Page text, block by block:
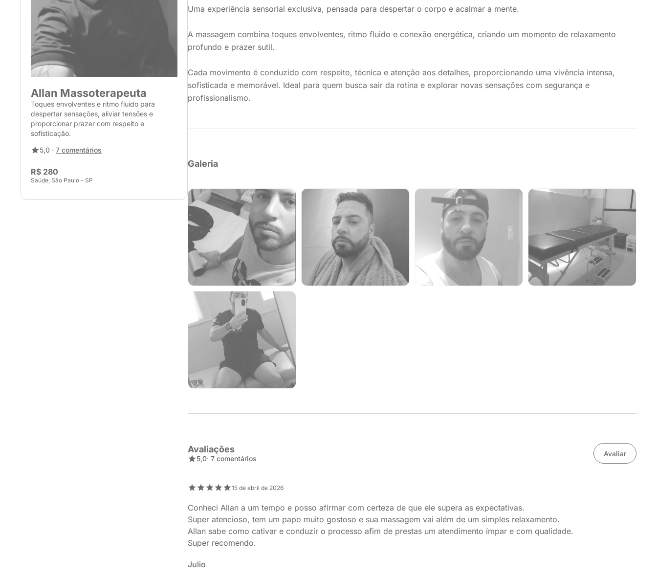
Allan Massoterapeuta
Toques envolventes e ritmo fluido para
despertar sensações, aliviar tensões e
proporcionar prazer com respeito e
sofisticação.
5,0 · 7 comentários
R$ 280
Saúde, São Paulo - SP
Uma experiência sensorial exclusiva, pensada para despertar o corpo e acalmar a mente.
A massagem combina toques envolventes, ritmo fluido e conexão energética, criando um momento de relaxamento
profundo e prazer sutil.
Cada movimento é conduzido com respeito, técnica e atenção aos detalhes, proporcionando uma vivência intensa,
sofisticada e memorável. Ideal para quem busca sair da rotina e explorar novas sensações com segurança e
profissionalismo.
Galeria
Avaliações
5,0· 7 comentários
Avaliar
15 de abril de 2026
Conheci Allan a um tempo e posso afirmar com certeza de que ele supera as expectativas.
Super atencioso, tem um papo muito gostoso e sua massagem vai além de um simples relaxamento.
Allan sabe como cativar e conduzir o processo afim de prestas um atendimento ímpar e com qualidade.
Super recomendo.
Julio